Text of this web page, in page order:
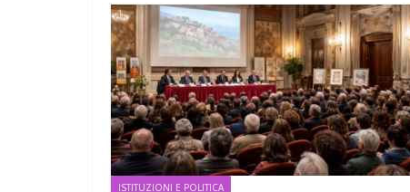
ISTITUZIONI E POLITICA